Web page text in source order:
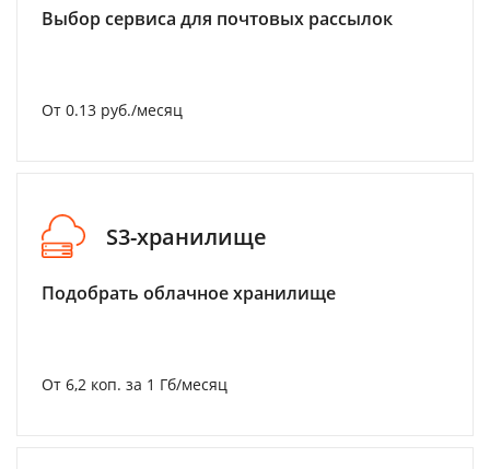
Выбор сервиса для почтовых рассылок
От 0.13 руб./месяц
S3-хранилище
Подобрать облачное хранилище
От 6,2 коп. за 1 Гб/месяц